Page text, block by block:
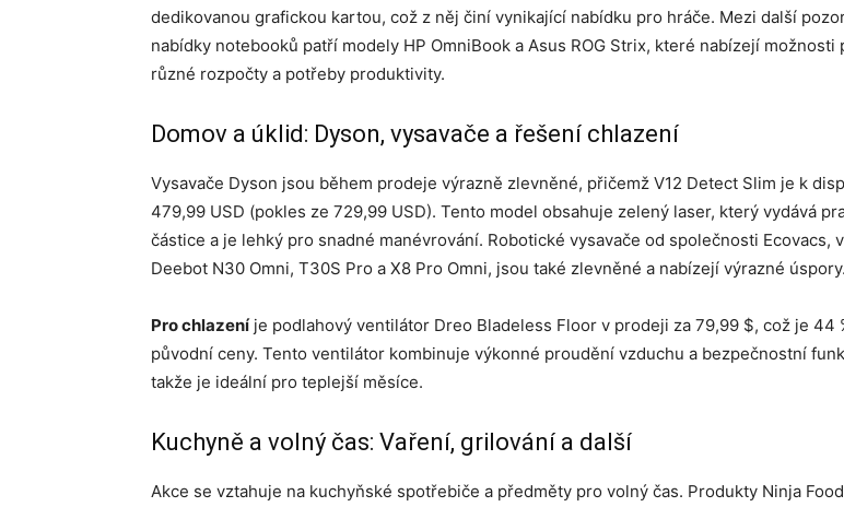
dedikovanou grafickou kartou, což z něj činí vynikající nabídku pro hráče. Mezi další
nabídky notebooků patří modely HP OmniBook a Asus ROG Strix, které nabízejí možnosti
různé rozpočty a potřeby produktivity.
Domov a úklid: Dyson, vysavače a řešení chlazení
Vysavače Dyson jsou během prodeje výrazně zlevněné, přičemž V12 Detect Slim je k
479,99 USD (pokles ze 729,99 USD). Tento model obsahuje zelený laser, který vydává
částice a je lehký pro snadné manévrování. Robotické vysavače od společnosti Ecovacs,
Deebot N30 Omni, T30S Pro a X8 Pro Omni, jsou také zlevněné a nabízejí výrazné úspory.
Pro chlazeníje podlahový ventilátor Dreo Bladeless Floor v prodeji za 79,99 $, což je 44
původní ceny. Tento ventilátor kombinuje výkonné proudění vzduchu a bezpečnostní
takže je ideální pro teplejší měsíce.
Kuchyně a volný čas: Vaření, grilování a další
Akce se vztahuje na kuchyňské spotřebiče a předměty pro volný čas. Produkty Ninja